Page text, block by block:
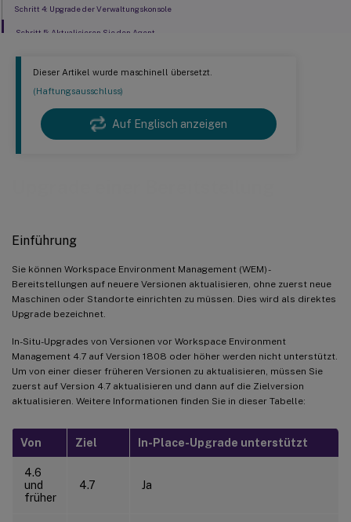
Dieser Artikel wurde maschinell übersetzt.
(Haftungsausschluss)
Auf Englisch anzeigen
Einführung
Sie können Workspace Environment Management (WEM) -
Bereitstellungen auf neuere Versionen aktualisieren, ohne zuerst neue
Maschinen oder Standorte einrichten zu müssen. Dies wird als direktes
Upgrade bezeichnet.
In-Situ-Upgrades von Versionen vor Workspace Environment
Management 4.7 auf Version 1808 oder höher werden nicht unterstützt.
Um von einer dieser früheren Versionen zu aktualisieren, müssen Sie
zuerst auf Version 4.7 aktualisieren und dann auf die Zielversion
aktualisieren. Weitere Informationen finden Sie in dieser Tabelle:
Von Ziel In-Place-Upgrade unterstützt
4.6
und
früher
4.7 Ja
Schritt 4: Upgrade der Verwaltungskonsole
Schritt 5: Aktualisieren Sie den Agent